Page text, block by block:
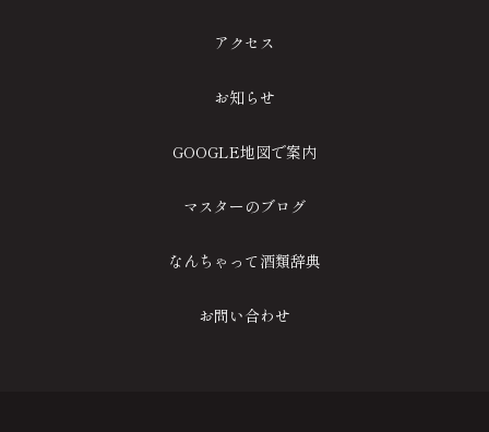
アクセス
お知らせ
GOOGLE地図で案内
マスターのブログ
なんちゃって酒類辞典
お問い合わせ